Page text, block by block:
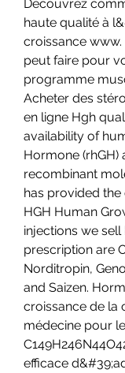
Découvrez
haute qualité à
croissance www.
peut faire pour
programme
Acheter des
en ligne Hgh
availability of
Hormone (rhGH)
recombinant
has provided
HGH Human
injections we sell
prescription are
Norditropin,
and Saizen.
croissance de la
médecine pour
efficace